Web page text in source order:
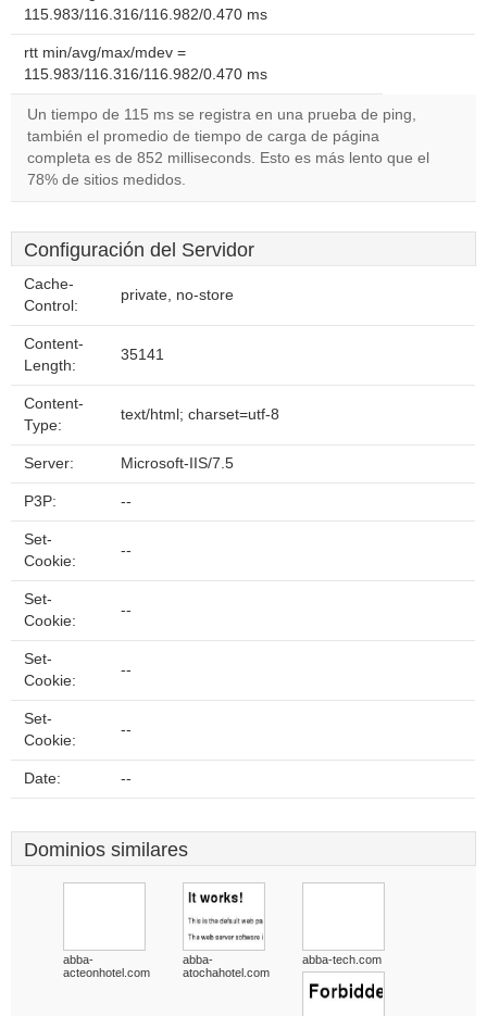
115.983/116.316/116.982/0.470 ms
rtt min/avg/max/mdev =
115.983/116.316/116.982/0.470 ms
Un tiempo de 115 ms se registra en una prueba de ping,
también el promedio de tiempo de carga de página
completa es de 852 milliseconds. Esto es más lento que el
78% de sitios medidos.
Configuración del Servidor
Cache-
Control:
private, no-store
Content-
Length:
35141
Content-
Type:
text/html; charset=utf-8
Server: Microsoft-IIS/7.5
P3P: --
Set-
Cookie:
--
Set-
Cookie:
--
Set-
Cookie:
--
Set-
Cookie:
--
Date: --
Dominios similares
abba-
acteonhotel.com
abba-
atochahotel.com
abba-tech.com